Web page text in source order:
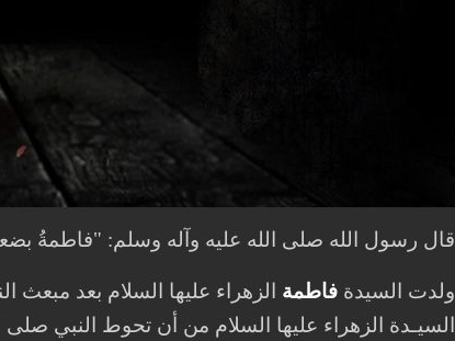
قال رسول الله صلى الله عليه وآله وسلم: "فاطمةُ
ولدت السيدة فاطمة الزهراء عليها السلام بعد
السيـدة الزهراء عليها السلام من أن تحوط النبي صلى